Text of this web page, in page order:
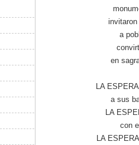
a
en
LA
a sus
LA
con
LA